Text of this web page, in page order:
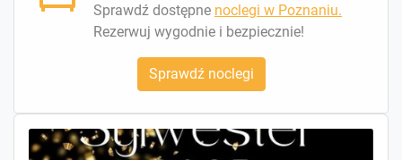
Sprawdź dostępne noclegi w Poznaniu.
Rezerwuj wygodnie i bezpiecznie!
Sprawdź noclegi